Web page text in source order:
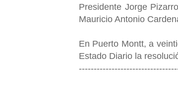
Presidente Jorge
Mauricio Antonio
En Puerto Montt, a
Estado Diario la